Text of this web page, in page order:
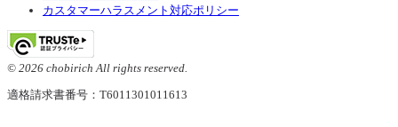
カスタマーハラスメント対応ポリシー
© 2026 chobirich All rights reserved.
適格請求書番号：T6011301011613